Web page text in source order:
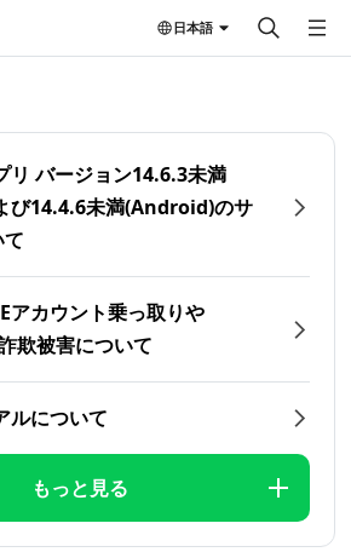
日本語
リ バージョン14.6.3未満
び14.4.6未満(Android)のサ
アカウント乗っ取りや
欺被害について
ルについて
もっと見る